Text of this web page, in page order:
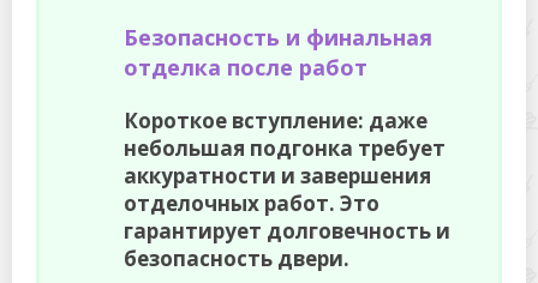
Безопасность и финальная
отделка после работ
Короткое вступление: даже
небольшая подгонка требует
аккуратности и завершения
отделочных работ. Это
гарантирует долговечность и
безопасность двери.